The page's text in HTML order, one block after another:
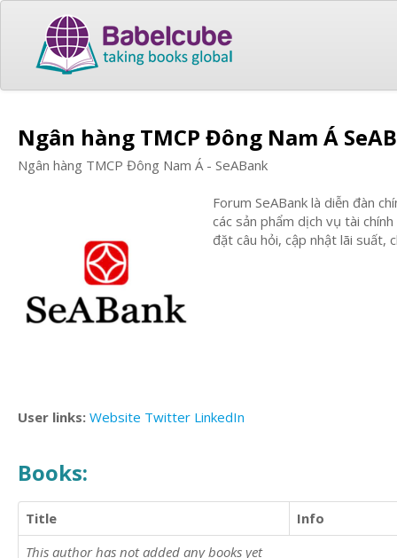
Ngân hàng TMCP Đông Nam Á
Ngân hàng TMCP Đông Nam Á - SeABank
Forum SeABank là diễn đàn
các sản phẩm dịch vụ tài
đặt câu hỏi, cập nhật lãi suất,
User links: Website Twitter LinkedIn
Books:
Title
Info
This author has not added any books yet